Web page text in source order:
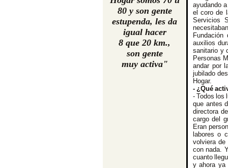
80 y son gente
estupenda, les da
igual hacer
8 que 20 km.,
son gente
muy activa"
ayudando
el coro de
Servicios
auxilios
sanitario y
Personas
andar por
jubilado
Hogar.
- ¿Qué
- Todos los
que antes
directora
cargo del
Eran
labores o
volviera de
con nada.
cuanto
y ahora ya